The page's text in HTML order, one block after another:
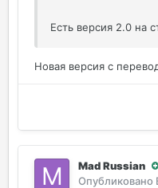
Есть версия 2.0 на
Новая версия с
Mad Russian
Опубликовано